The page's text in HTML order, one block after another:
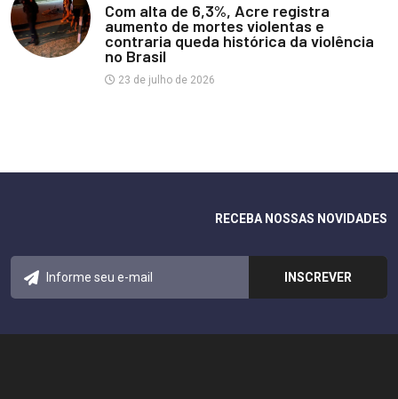
Com alta de 6,3%, Acre registra
aumento de mortes violentas e
contraria queda histórica da violência
no Brasil
23 de julho de 2026
RECEBA NOSSAS NOVIDADES